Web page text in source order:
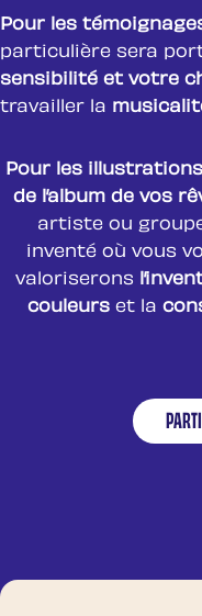
Pour les
particulière sera
sensibilité et votre
travailler la
Pour les
de l’album de vos
artiste ou
inventé où vous
valoriserons
couleurs et la